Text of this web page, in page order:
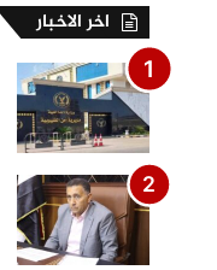
اخر الاخبار